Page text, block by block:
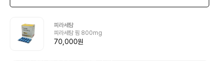
피라세탐
피라세탐 핌 800mg
70,000원